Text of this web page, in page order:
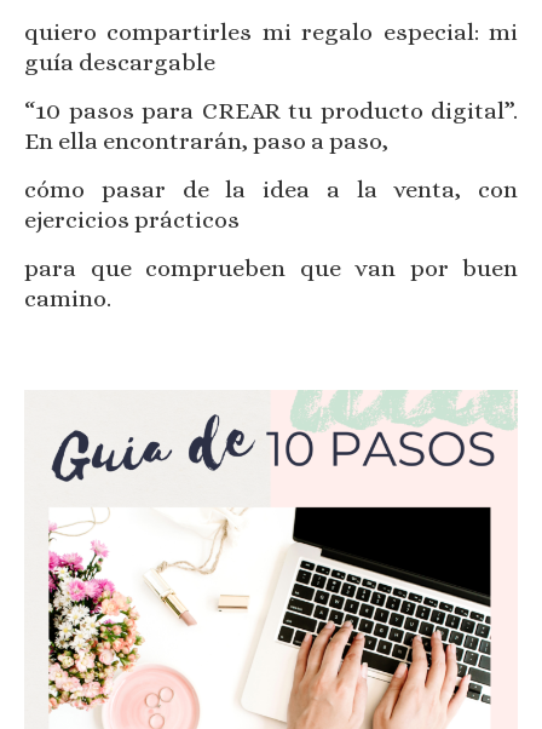
quiero compartirles mi regalo especial: mi
guía descargable
“10 pasos para CREAR tu producto digital”.
En ella encontrarán, paso a paso,
cómo pasar de la idea a la venta, con
ejercicios prácticos
para que comprueben que van por buen
camino.